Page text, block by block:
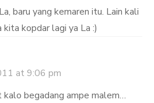
baru yang kemaren itu. Lain kali
kita kopdar lagi ya La :)
at 9:06 pm
kalo begadang ampe malem…